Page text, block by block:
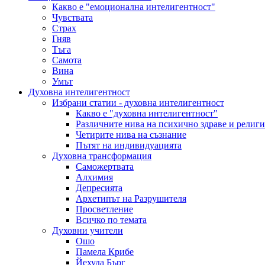
Какво е "емоционална интелигентност"
Чувствата
Страх
Гняв
Тъга
Самота
Вина
Умът
Духовна интелигентност
Избрани статии - духовна интелигентност
Какво е "духовна интелигентност"
Различните нива на психично здраве и
Четирите нива на съзнание
Пътят на индивидуацията
Духовна трансформация
Саможертвата
Алхимия
Депресията
Архетипът на Разрушителя
Просветление
Всичко по темата
Духовни учители
Ошо
Памела Крибе
Йехуда Бърг